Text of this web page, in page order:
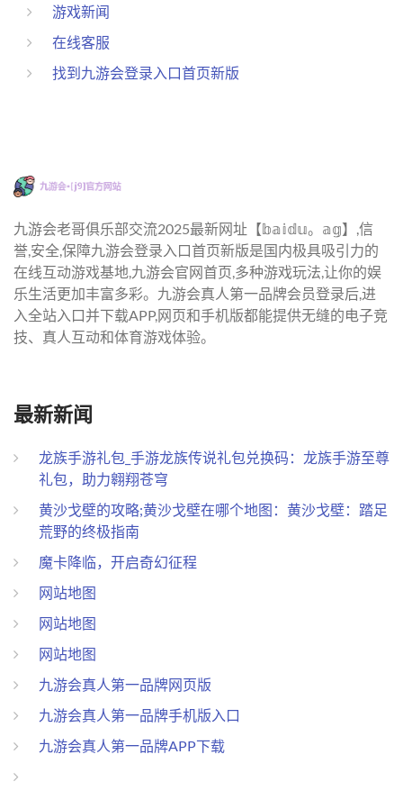
游戏新闻
在线客服
找到九游会登录入口首页新版
九游会老哥俱乐部交流2025最新网址【𝕓𝕒𝕚𝕕𝕦。𝕒𝕘】,信
誉,安全,保障九游会登录入口首页新版是国内极具吸引力的
在线互动游戏基地,九游会官网首页,多种游戏玩法,让你的娱
乐生活更加丰富多彩。九游会真人第一品牌会员登录后,进
入全站入口并下载APP,网页和手机版都能提供无缝的电子竞
技、真人互动和体育游戏体验。
最新新闻
龙族手游礼包_手游龙族传说礼包兑换码：龙族手游至尊
礼包，助力翱翔苍穹
黄沙戈壁的攻略;黄沙戈壁在哪个地图：黄沙戈壁：踏足
荒野的终极指南
魔卡降临，开启奇幻征程
网站地图
网站地图
网站地图
九游会真人第一品牌网页版
九游会真人第一品牌手机版入口
九游会真人第一品牌APP下载